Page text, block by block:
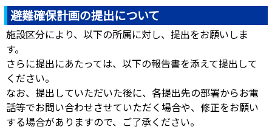
避難確保計画の提出について
施設区分により、以下の所属に対し、提出をお願いしま
す。
さらに提出にあたっては、以下の報告書を添えて提出して
ください。
なお、提出していただいた後に、各提出先の部署からお電
話等でお問い合わせさせていただく場合や、修正をお願い
する場合がありますので、ご了承ください。